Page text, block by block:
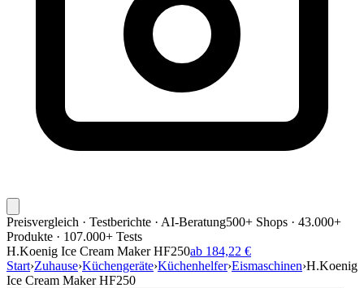
Preisvergleich · Testberichte · AI-Beratung500+ Shops · 43.000+
Produkte · 107.000+ Tests
H.Koenig Ice Cream Maker HF250ab 184,22 €
Start›Zuhause›Küchengeräte›Küchenhelfer›Eismaschinen›H.Koenig
Ice Cream Maker HF250